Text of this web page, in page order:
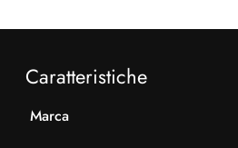
Caratteristiche
Marca